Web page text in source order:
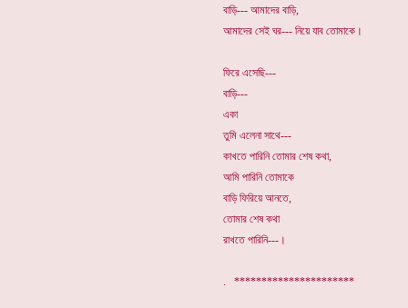
বাড়ি--- আমাদের বাড়ি,
আমাদের সেই ঘর--- নিয়ে যাব তোমাকে।
ফিরে এসেছি---
বাড়ি---
একা
তুমি এলেনা সাথে---
কাখতে পারিনি তোমার শেষ কথা,
আমি পারিনি তোমাকে
বাড়ি ফিরিয়ে আনতে,
তোমার শেষ কথা
রাখতে পারিনি---।
. **********************